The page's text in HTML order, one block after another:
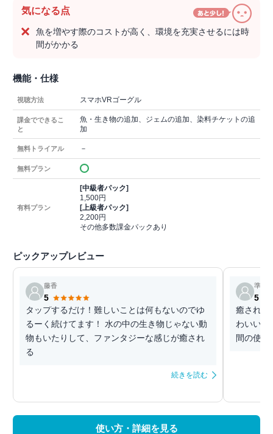
気になる点
魚を増やす際のコストが高く、環境を充実させるには時
間がかかる
機能・仕様
視聴方法 スマホVRゴーグル
課金でできるこ
と
魚・生き物の追加、ジェムの追加、染料チケットの追
加
無料トライアル －
無料プラン
有料プラン
[中級者パック]
1,500円
[上級者パック]
2,200円
その他多数課金パックあり
ピックアップレビュー
藤香
5
タップするだけ！難しいことは何もないのでゆ
るーく続けてます！ 水の中の生き物じゃない動
物もいたりして、ファンタジーな感じが癒され
る
続きを読む
準備
5
癒されま
わいい動
間の使い
使い方・詳細を見る